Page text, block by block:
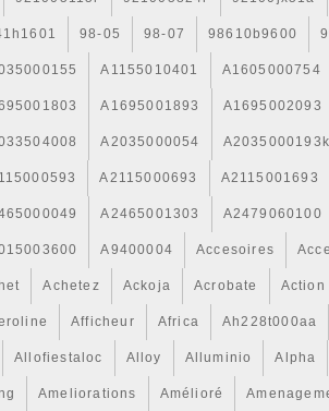
98-05 98-07 98610b9600
A1155010401 A1605000754
A1695001893 A1695002093
A2035000054
A2115000693 A2115001693
A2465001303 A2479060100
A9400004 Accesoires
Achetez Ackoja Acrobate Action
Afficheur Africa Ah228t000aa
Allofiestaloc Alloy Alluminio Alpha
Ameliorations Amélioré